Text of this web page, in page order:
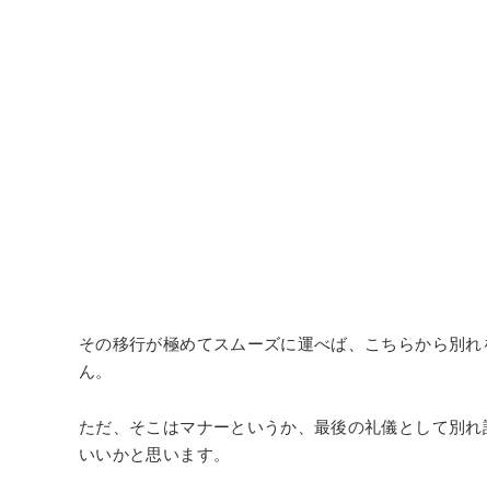
その移行が極めてスムーズに運べば、こちらから別
ん。
ただ、そこはマナーというか、最後の礼儀として別
いいかと思います。